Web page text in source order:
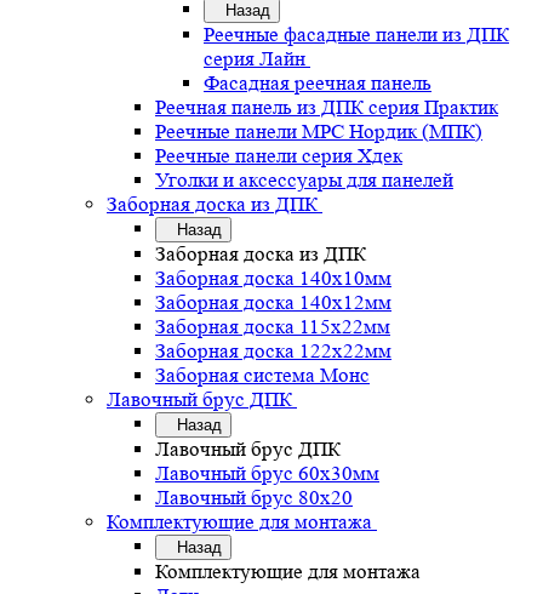
Назад
Реечные фасадные панели из ДПК
серия Лайн
Фасадная реечная панель
Реечная панель из ДПК серия Практик
Реечные панели MPC Нордик (МПК)
Реечные панели серия Хдек
Уголки и аксессуары для панелей
Заборная доска из ДПК
Назад
Заборная доска из ДПК
Заборная доска 140х10мм
Заборная доска 140х12мм
Заборная доска 115х22мм
Заборная доска 122х22мм
Заборная система Монс
Лавочный брус ДПК
Назад
Лавочный брус ДПК
Лавочный брус 60х30мм
Лавочный брус 80х20
Комплектующие для монтажа
Назад
Комплектующие для монтажа